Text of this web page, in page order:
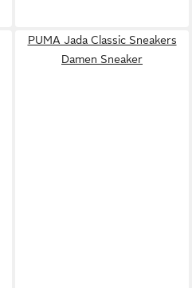
PUMA Jada Classic Sneakers
Damen Sneaker